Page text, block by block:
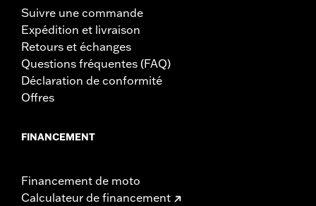
Suivre une commande
Expédition et livraison
Retours et échanges
Questions fréquentes (FAQ)
Déclaration de conformité
Offres
FINANCEMENT
Financement de moto
Calculateur de financement